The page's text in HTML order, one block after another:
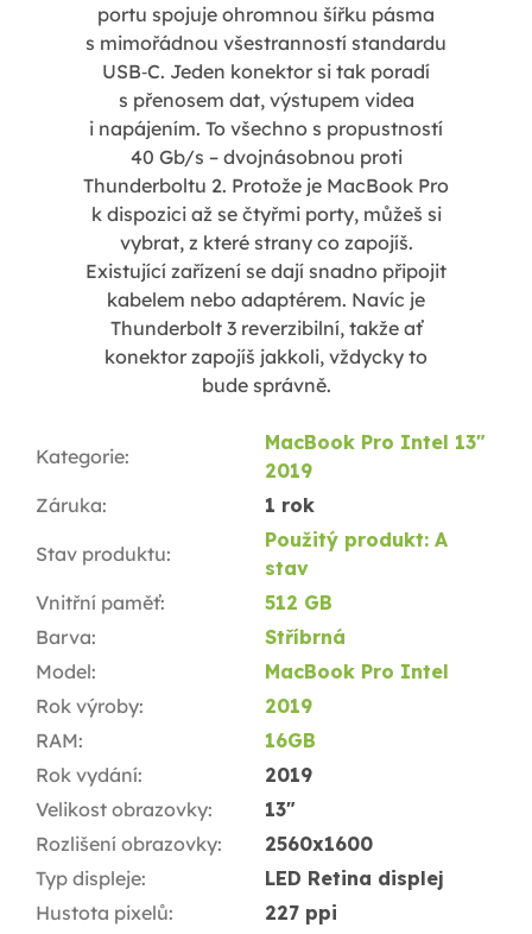
portu spojuje ohromnou šířku pásma
s mimořádnou všestranností standardu
USB‑C. Jeden konektor si tak poradí
s přenosem dat, výstupem videa
i napájením. To všechno s propustností
40 Gb/s – dvojnásobnou proti
Thunderboltu 2. Protože je MacBook Pro
k dispozici až se čtyřmi porty, můžeš si
vybrat, z které strany co zapojíš.
Existující zařízení se dají snadno připojit
kabelem nebo adaptérem. Navíc je
Thunderbolt 3 reverzibilní, takže ať
konektor zapojíš jakkoli, vždycky to
bude správně.
Kategorie:
MacBook Pro Intel 13"
2019
Záruka: 1 rok
Stav produktu:
Použitý produkt: A
stav
Vnitřní paměť:
512 GB
Barva:
Stříbrná
Model:
MacBook Pro Intel
Rok výroby:
2019
RAM:
16GB
Rok vydání:
2019
Velikost obrazovky:
13"
Rozlišení obrazovky:
2560x1600
Typ displeje:
LED Retina displej
Hustota pixelů:
227 ppi